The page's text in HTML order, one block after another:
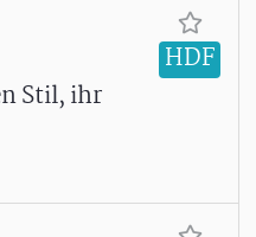
Stil, ihr
HDF